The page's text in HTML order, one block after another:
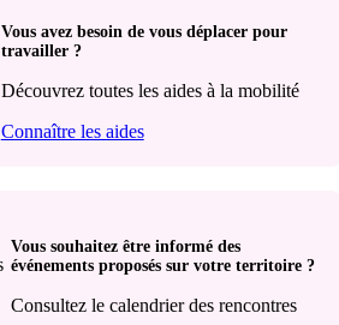
Vous avez besoin de vous déplacer pour
travailler ?
Découvrez toutes les aides à la mobilité
Connaître les aides
Vous souhaitez être informé des
événements proposés sur votre territoire ?
Consultez le calendrier des rencontres